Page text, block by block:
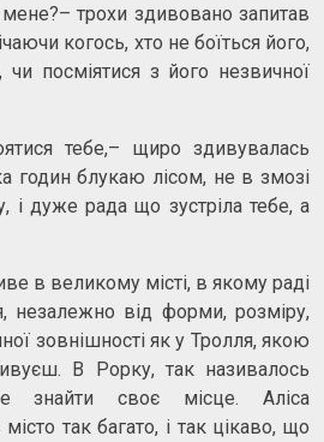
трохи здивовано запитав
когось, хто не боїться його,
чи посміятися з його незвичної
тебе,– щиро здивувалась
годин блукаю лісом, не в змозі
і дуже рада що зустріла тебе, а
в великому місті, в якому раді
незалежно від форми, розміру,
зовнішності як у Тролля, якою
В Рорку, так називалось
знайти своє місце. Аліса
так багато, і так цікаво, що